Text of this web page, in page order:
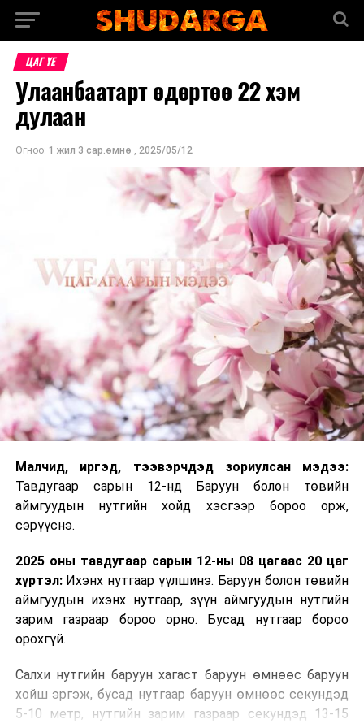
ЦАГ ҮЕ
Улаанбаатарт өдөртөө 22 хэм
дулаан
Огноо: 1 жил 3 сар.өмнө , 2025/05/12
Малчид, иргэд, тээвэрчдэд зориулсан мэдээ:
Тавдугаар сарын 12-нд Баруун болон төвийн
аймгуудын нутгийн хойд хэсгээр бороо орж,
сэрүүснэ.
2025 оны тавдугаар сарын 12-ны 08 цагаас 20 цаг
хүртэл:Ихэнх нутгаар үүлшинэ. Баруун болон төвийн
аймгуудын ихэнх нутгаар, зүүн аймгуудын нутгийн
зарим газраар бороо орно. Бусад нутгаар бороо
орохгүй.
Салхи нутгийн баруун хагаст баруун өмнөөс баруун
хойш эргэж, бусад нутгаар баруун өмнөөс секундэд
5-10 метр, нутгийн зарим газраар секундэд 13-15